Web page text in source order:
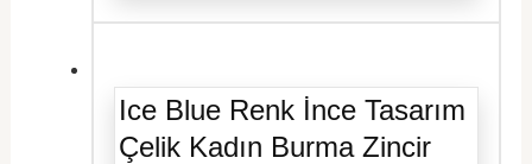
Ice Blue Renk İnce Tasarım
Çelik Kadın Burma Zincir